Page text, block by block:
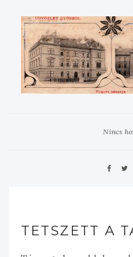
Nincs
TETSZETT A